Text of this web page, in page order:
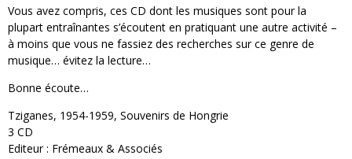
Vous avez compris, ces CD dont les musiques sont pour la
plupart entraînantes s’écoutent en pratiquant une autre activité –
à moins que vous ne fassiez des recherches sur ce genre de
musique… évitez la lecture…
Bonne écoute…
Tziganes, 1954-1959, Souvenirs de Hongrie
3 CD
Editeur : Frémeaux & Associés